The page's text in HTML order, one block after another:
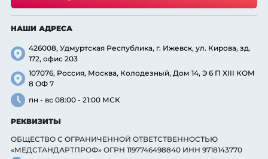
НАШИ АДРЕСА
426008, Удмуртская Республика, г. Ижевск, ул. Кирова, зд.
172, офис 203
107076, Россия, Москва, Колодезный, Дом 14, Э 6 П XIII КОМ
8 ОФ 7
пн - вс 08:00 - 21:00 МСК
РЕКВИЗИТЫ
ОБЩЕСТВО С ОГРАНИЧЕННОЙ ОТВЕТСТВЕННОСТЬЮ
«МЕДСТАНДАРТПРОФ» ОГРН 1197746498840 ИНН 9718143770